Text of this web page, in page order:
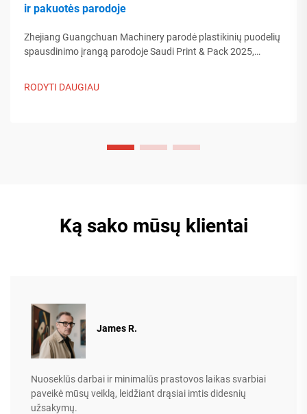
ir pakuotės parodoje
Zhejiang Guangchuan Machinery parodė plastikinių puodelių
spausdinimo įrangą parodoje Saudi Print & Pack 2025,
RODYTI DAUGIAU
Ką sako mūsų klientai
James R.
Nuoseklūs darbai ir minimalūs prastovos laikas svarbiai
paveikė mūsų veiklą, leidžiant drąsiai imtis didesnių
užsakymų.